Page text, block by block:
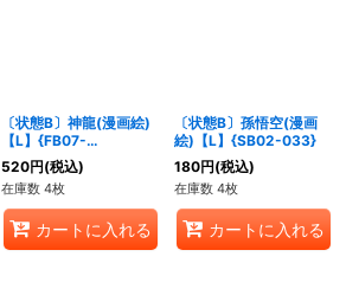
〔状態B〕神龍(漫画絵)
【L】{FB07-
097[SB02]}
520円(税込)
在庫数 4枚
カートに入れる
〔状態B〕孫悟空(漫画
絵)【L】{SB02-033}
180円(税込)
在庫数 4枚
カートに入れる